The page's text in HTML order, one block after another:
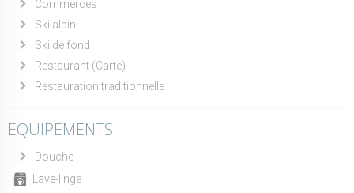
Commerces
Ski alpin
Ski de fond
Restaurant (Carte)
Restauration traditionnelle
EQUIPEMENTS
Douche
Lave-linge